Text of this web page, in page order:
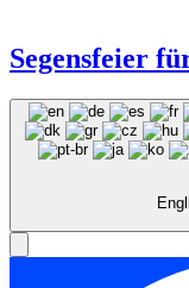
Segensfeier